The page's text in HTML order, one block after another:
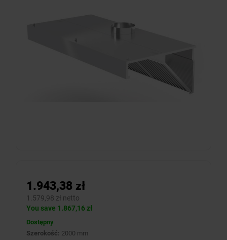
1.943,38 zł
1.579,98 zł netto
You save 1.867,16 zł
Dostępny
Szerokość: 2000 mm